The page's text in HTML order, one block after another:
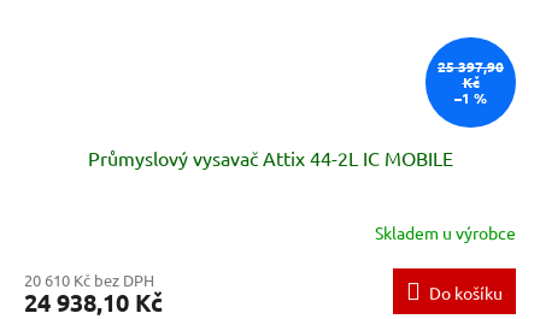
25 397,90
Kč
–1 %
Průmyslový vysavač Attix 44-2L IC MOBILE
Skladem u výrobce
20 610 Kč bez DPH
24 938,10 Kč Do košíku